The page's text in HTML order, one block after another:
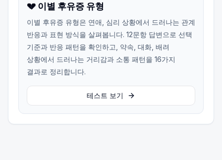
💔 이별 후유증 유형
이별 후유증 유형은 연애, 심리 상황에서 드러나는 관계
반응과 표현 방식을 살펴봅니다. 12문항 답변으로 선택
기준과 반응 패턴을 확인하고, 약속, 대화, 배려
상황에서 드러나는 거리감과 소통 패턴을 16가지
결과로 정리합니다.
테스트 보기